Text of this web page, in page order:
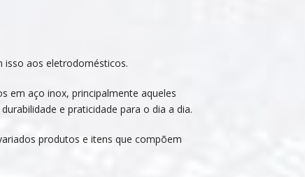
isso aos eletrodomésticos.
em aço inox, principalmente aqueles
e praticidade para o dia a dia.
produtos e itens que compõem